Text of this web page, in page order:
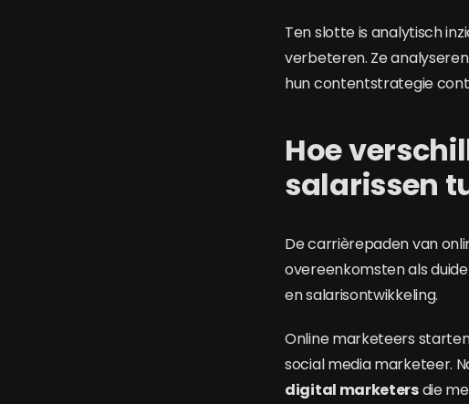
Ten slotte is analytisch
verbeteren. Ze
hun contentstrategie
Hoe
salarissen
De carrièrepaden van
overeenkomsten als
en salarisontwikkeling.
Online marketeers
social media marketeer.
digital marketersdie